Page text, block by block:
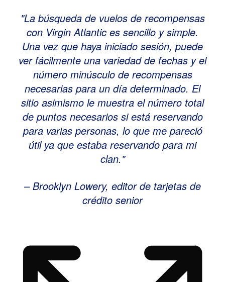
La búsqueda de vuelos de recompensas
con Virgin Atlantic es sencillo y simple.
Una vez que haya iniciado sesión, puede
ver fácilmente una variedad de fechas y el
número minúsculo de recompensas
necesarias para un día determinado. El
sitio asimismo le muestra el número total
de puntos necesarios si está reservando
para varias personas, lo que me pareció
útil ya que estaba reservando para mi
clan.
– Brooklyn Lowery, editor de tarjetas de
crédito senior